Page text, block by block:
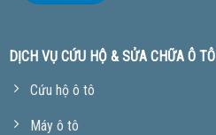
DỊCH VỤ CỨU HỘ & SỬA CHỮA Ô TÔ
Cứu hộ ô tô
Máy ô tô